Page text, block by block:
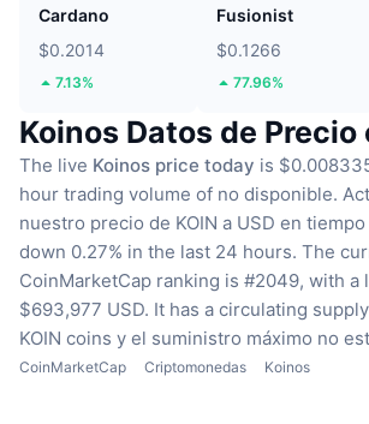
Cardano
$0.2014
7.13%
Fusionist
$0.1266
77.96%
Koinos Datos de Precio
The live Koinos price today is
hour trading volume of no disponible.
nuestro precio de KOIN a USD en tiempo
down 0.27% in the last 24 hours. The
CoinMarketCap ranking is #2049, with a
$693,977 USD. It has a circulating
KOIN coins y el suministro máximo no
CoinMarketCap Criptomonedas Koinos